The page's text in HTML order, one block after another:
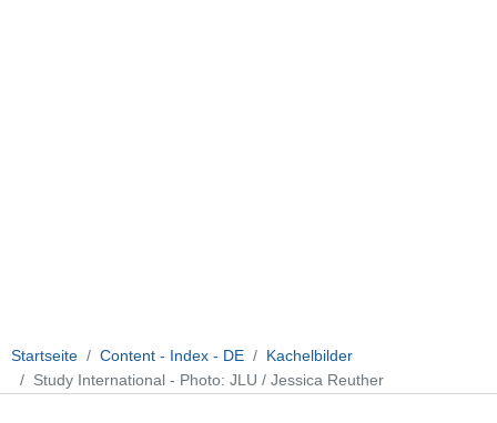
Startseite Content - Index - DE
Kachelbilder
Study International - Photo: JLU / Jessica Reuther